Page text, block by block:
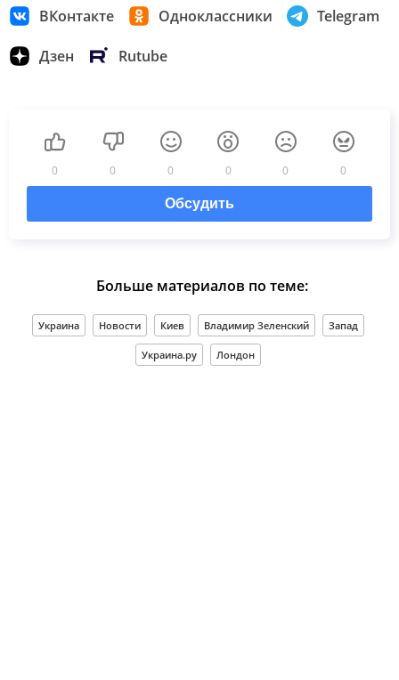
ВКонтакте Одноклассники Telegram
Дзен Rutube
0 0 0 0 0 0
Обсудить
Больше материалов по теме:
Украина Новости Киев Владимир Зеленский Запад
Украина.ру Лондон